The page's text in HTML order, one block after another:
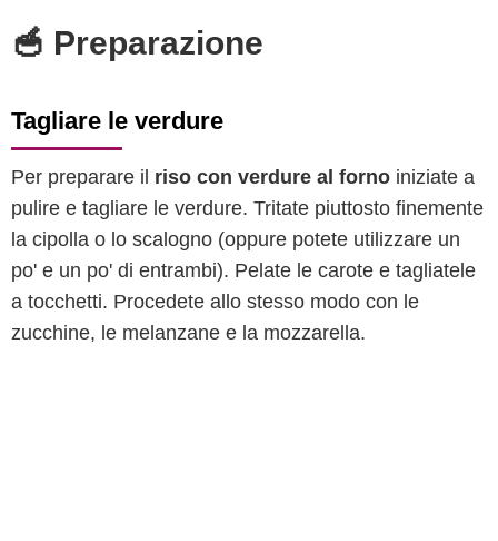
🥣 Preparazione
Tagliare le verdure
Per preparare il riso con verdure al forno iniziate a
pulire e tagliare le verdure. Tritate piuttosto finemente
la cipolla o lo scalogno (oppure potete utilizzare un
po' e un po' di entrambi). Pelate le carote e tagliatele
a tocchetti. Procedete allo stesso modo con le
zucchine, le melanzane e la mozzarella.